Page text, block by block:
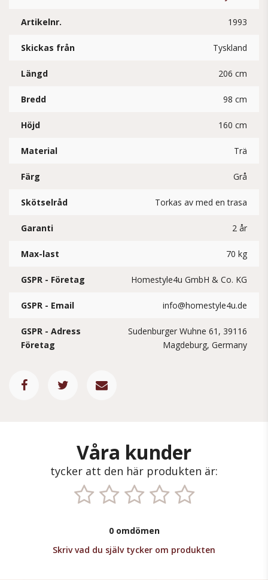
Artikelnr. 1993
Skickas från Tyskland
Längd 206 cm
Bredd 98 cm
Höjd 160 cm
Material Trä
Färg Grå
Skötselråd Torkas av med en trasa
Garanti 2 år
Max-last 70 kg
GSPR - Företag Homestyle4u GmbH & Co. KG
GSPR - Email info@homestyle4u.de
GSPR - Adress
Företag
Sudenburger Wuhne 61, 39116
Magdeburg, Germany
Våra kunder
tycker att den här produkten är:
0 omdömen
Skriv vad du själv tycker om produkten